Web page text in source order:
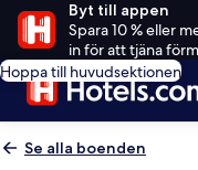
Byt till appen
Spara 10 % eller
in för att tjäna
Hoppa till huvudsektionen
Se alla boenden